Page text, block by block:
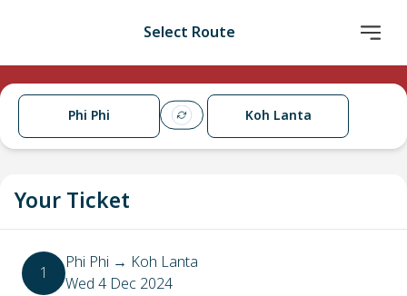
Select Route
Phi Phi Koh Lanta
Your Ticket
1 Phi Phi → Koh Lanta
Wed 4 Dec 2024